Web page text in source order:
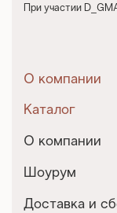
При участии
О компании
Каталог
О компании
Шоурум
Доставка и